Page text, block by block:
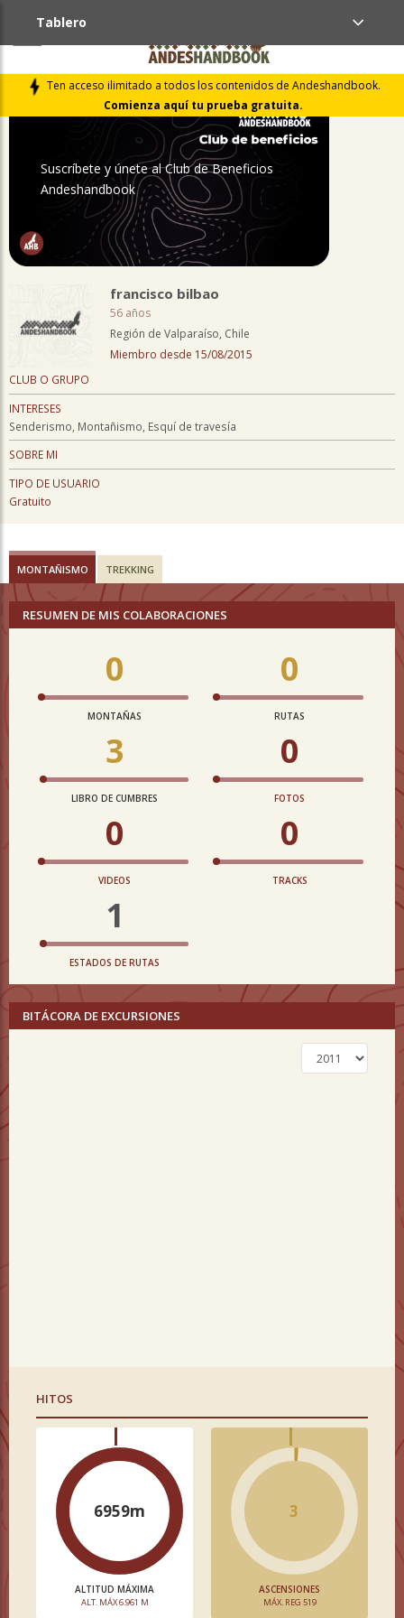
Ten acceso ilimitado a todos los contenidos de Andeshandbook.
Comienza aquí tu prueba gratuita.
Tablero
Suscríbete y únete al Club de Beneficios
Andeshandbook
francisco bilbao
56 años
Región de Valparaíso, Chile
Miembro desde 15/08/2015
CLUB O GRUPO
INTERESES
Senderismo, Montañismo, Esquí de travesía
SOBRE MI
TIPO DE USUARIO
Gratuito
MONTAÑISMO TREKKING
RESUMEN DE MIS COLABORACIONES
0
MONTAÑAS
0
RUTAS
3
LIBRO DE CUMBRES
0
FOTOS
0
VIDEOS
0
TRACKS
1
ESTADOS DE RUTAS
BITÁCORA DE EXCURSIONES
HITOS
6959m
ALTITUD MÁXIMA
ALT. MÁX 6.961 M
3
ASCENSIONES
MÁX. REG 519